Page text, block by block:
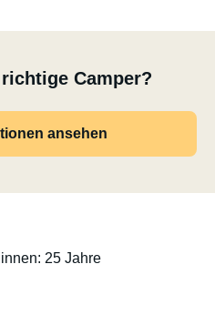
Camper?
ansehen
25 Jahre